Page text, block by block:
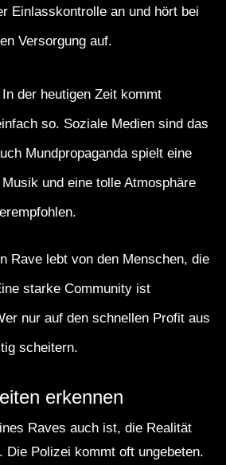
Einlasskontrolle an und hört bei
Versorgung auf.
In der heutigen Zeit kommt
so. Soziale Medien sind das
Mundpropaganda spielt eine
und eine tolle Atmosphäre
Rave lebt von den Menschen, die
starke Community ist
nur auf den schnellen Profit aus
scheitern.
erkennen
Raves auch ist, die Realität
Die Polizei kommt oft ungebeten.